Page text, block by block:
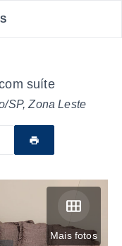
suíte
SP, Zona Leste
Mais fotos